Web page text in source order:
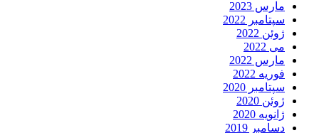
مارس 2023
سپتامبر 2022
ژوئن 2022
می 2022
مارس 2022
فوریه 2022
سپتامبر 2020
ژوئن 2020
ژانویه 2020
دسامبر 2019